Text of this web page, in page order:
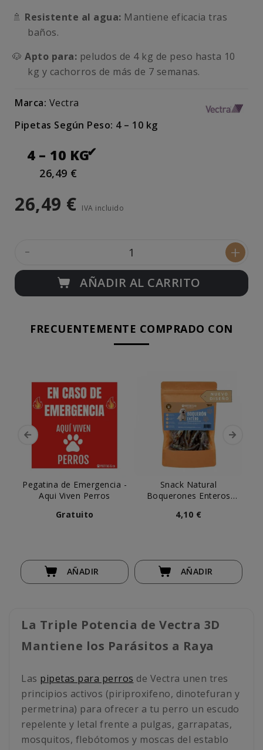
🚿 Resistente al agua: Mantiene eficacia tras
baños.
🐶 Apto para: peludos de 4 kg de peso hasta 10
kg y cachorros de más de 7 semanas.
Marca: Vectra
Pipetas Según Peso: 4 – 10 kg
4 – 10 KG
26,49 €
26,49 € IVA incluido
- +
AÑADIR AL CARRITO
FRECUENTEMENTE COMPRADO CON
Pegatina de Emergencia -
Aqui Viven Perros
Gratuito
AÑADIR
Snack Natural
Boquerones Enteros
4,10 €
AÑADIR
La Triple Potencia de Vectra 3D
Mantiene los Parásitos a Raya
Las pipetas para perros de Vectra unen tres
principios activos (piriproxifeno, dinotefuran y
permetrina) para ofrecer a tu perro un escudo
repelente y letal frente a pulgas, garrapatas,
mosquitos, flebótomos y moscas del establo